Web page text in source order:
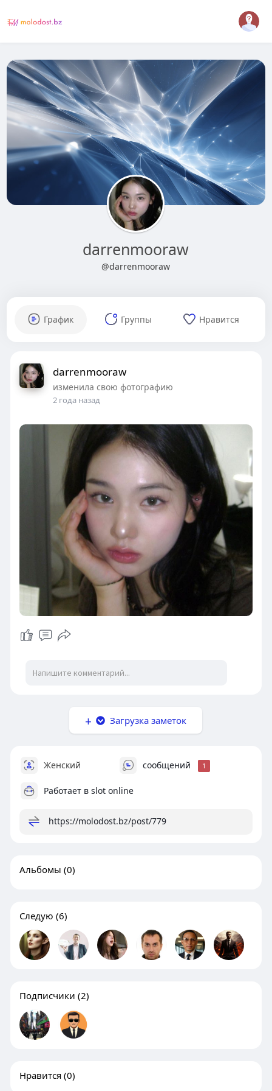
darrenmooraw
@darrenmooraw
График Группы Нравится
darrenmooraw
изменила свою фотографию
2 года назад
Загрузка заметок
Женский сообщений 1
Работает в slot online
https://molodost.bz/post/779
Альбомы (0)
Следую (6)
Подписчики (2)
Нравится (0)